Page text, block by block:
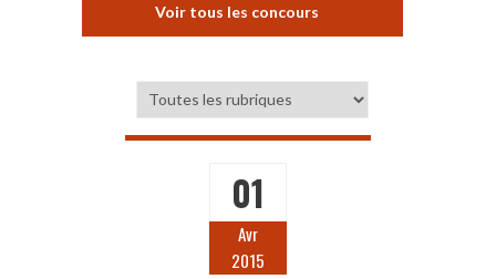
Voir tous les concours
01
Avr
2015